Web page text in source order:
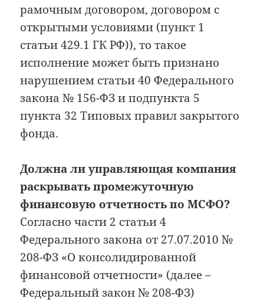
рамочным договором, договором с
открытыми условиями (пункт 1
статьи 429.1 ГК РФ)), то такое
исполнение может быть признано
нарушением статьи 40 Федерального
закона № 156-ФЗ и подпункта 5
пункта 32 Типовых правил закрытого
фонда.
Должна ли управляющая компания
раскрывать промежуточную
финансовую отчетность по МСФО?
Согласно части 2 статьи 4
Федерального закона от 27.07.2010 №
208-ФЗ «О консолидированной
финансовой отчетности» (далее –
Федеральный закон № 208-ФЗ)